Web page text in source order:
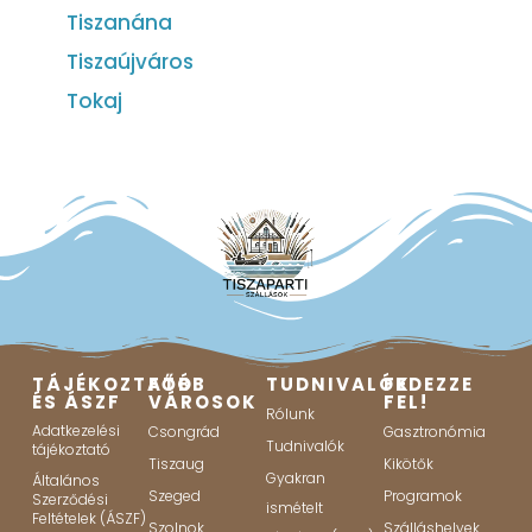
Tiszanána
Tiszaújváros
Tokaj
TÁJÉKOZTATÓ
ÉS ÁSZF
Adatkezelési
tájékoztató
Általános
Szerződési
Feltételek (ÁSZF)
FŐBB
VÁROSOK
Csongrád
Tiszaug
Szeged
Szolnok
TUDNIVALÓK
Rólunk
Tudnivalók
Gyakran
ismételt
FEDEZZE
FEL!
Gasztronómia
Kikötők
Programok
Szálláshelyek